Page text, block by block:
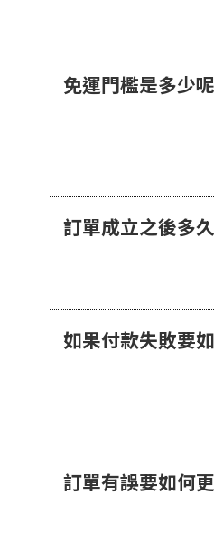
免運門檻是多少
訂單成立之後多
如果付款失敗要
訂單有誤要如何